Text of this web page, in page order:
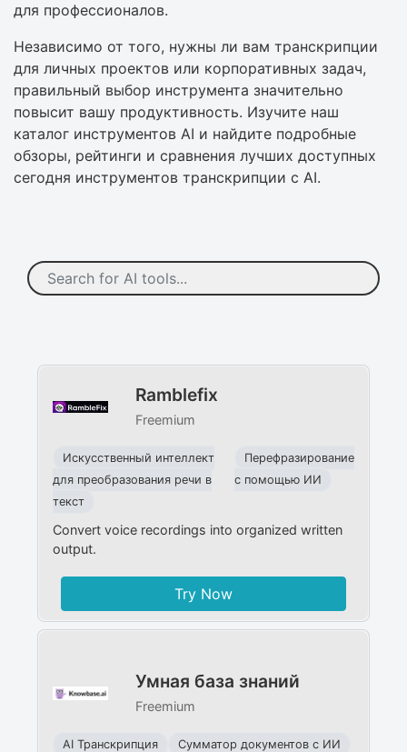
для профессионалов.
Независимо от того, нужны ли вам транскрипции
для личных проектов или корпоративных задач,
правильный выбор инструмента значительно
повысит вашу продуктивность. Изучите наш
каталог инструментов AI и найдите подробные
обзоры, рейтинги и сравнения лучших доступных
сегодня инструментов транскрипции с AI.
Ramblefix
Freemium
Искусственный интеллект
для преобразования речи в
текст
Перефразирование
с помощью ИИ
Convert voice recordings into organized written
output.
Try Now
Умная база знаний
Freemium
AI Транскрипция Сумматор документов с ИИ